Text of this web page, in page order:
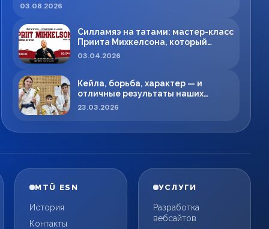
03.08.2026
Силламяэ на татами: мастер-класс
Приита Михкелсона, который
меняет правила игры в регионе
03.04.2026
Кейла, борьба, характер — и
отличные результаты наших
спортсменов!
23.03.2026
MTÜ ESN
История
Контакты
УСЛУГИ
Разработка
вебсайтов